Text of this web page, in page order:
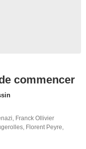
commencer
, Franck Ollivier
, Florent Peyre,